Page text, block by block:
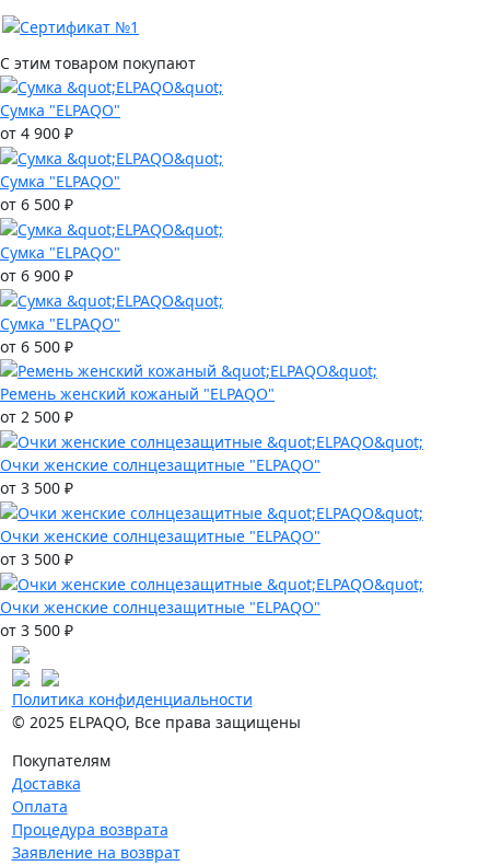
С этим товаром покупают
Сумка "ELPAQO"
от 4 900 ₽
Сумка "ELPAQO"
от 6 500 ₽
Сумка "ELPAQO"
от 6 900 ₽
Сумка "ELPAQO"
от 6 500 ₽
Ремень женский кожаный "ELPAQO"
от 2 500 ₽
Очки женские солнцезащитные "ELPAQO"
от 3 500 ₽
Очки женские солнцезащитные "ELPAQO"
от 3 500 ₽
Очки женские солнцезащитные "ELPAQO"
от 3 500 ₽
Политика конфиденциальности
© 2025 ELPAQO, Все права защищены
Покупателям
Доставка
Оплата
Процедура возврата
Заявление на возврат